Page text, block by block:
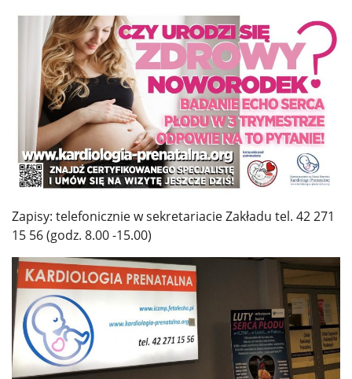
Zapisy: telefonicznie w sekretariacie Zakładu tel. 42 271
15 56 (godz. 8.00 -15.00)